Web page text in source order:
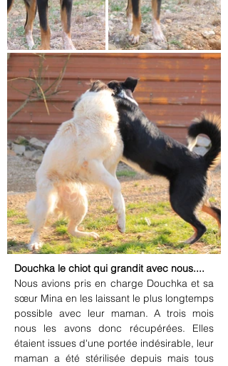
Douchka le chiot qui grandit avec nous....
Nous avions pris en charge Douchka et sa
sœur Mina en les laissant le plus longtemps
possible avec leur maman. A trois mois
nous les avons donc récupérées. Elles
étaient issues d'une portée indésirable, leur
maman a été stérilisée depuis mais tous